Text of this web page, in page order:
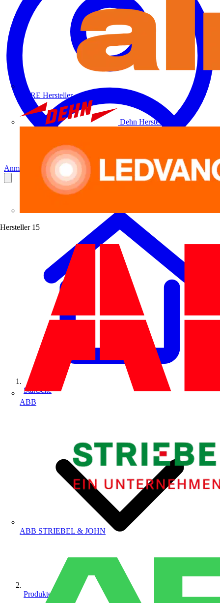
ALRE Hersteller
Dehn Hersteller
Hersteller 15
ABB
ABB STRIEBEL & JOHN
Anmelden Registrierung
Startseite
Produkte